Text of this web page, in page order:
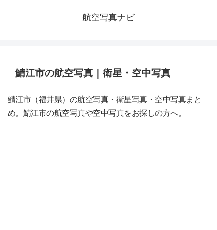
航空写真ナビ
鯖江市の航空写真｜衛星・空中写真
鯖江市（福井県）の航空写真・衛星写真・空中写真まと
め。鯖江市の航空写真や空中写真をお探しの方へ。